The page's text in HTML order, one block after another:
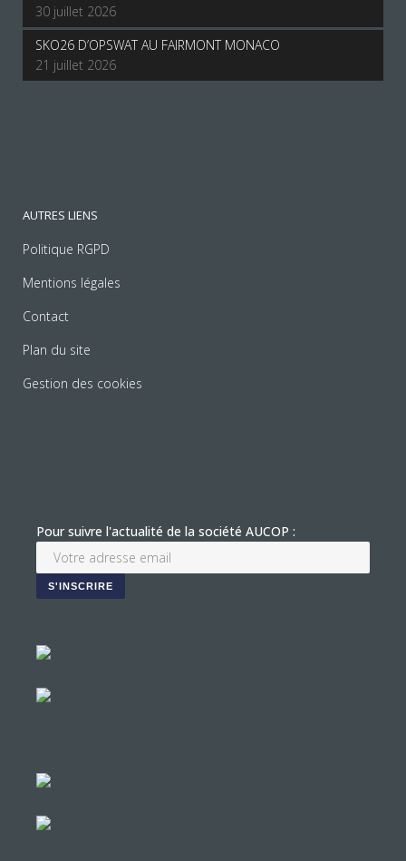
30 juillet 2026
SKO26 D’OPSWAT AU FAIRMONT MONACO
21 juillet 2026
AUTRES LIENS
Politique RGPD
Mentions légales
Contact
Plan du site
Gestion des cookies
Pour suivre l'actualité de la société AUCOP :